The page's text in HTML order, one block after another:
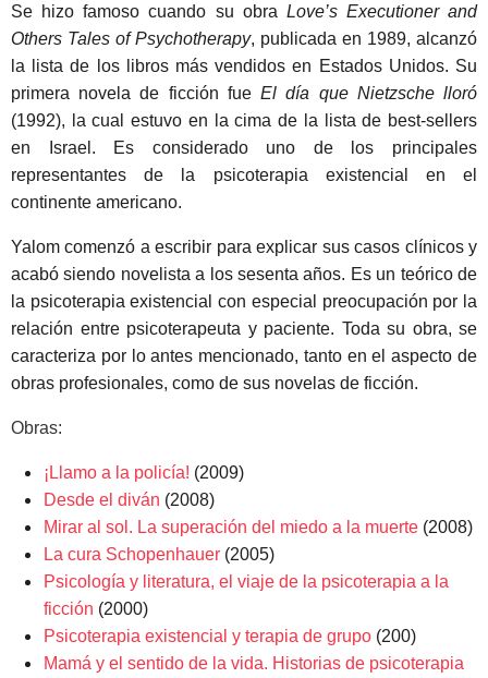
Se hizo famoso cuando su obra Love’s Executioner and
Others Tales of Psychotherapy, publicada en 1989, alcanzó
la lista de los libros más vendidos en Estados Unidos. Su
primera novela de ficción fueEl día que Nietzsche lloró
(1992), la cual estuvo en la cima de la lista de best-sellers
en Israel. Es considerado uno de los principales
representantes de la psicoterapia existencial en el
continente americano.
Yalom comenzó a escribir para explicar sus casos clínicos y
acabó siendo novelista a los sesenta años. Es un teórico de
la psicoterapia existencial con especial preocupación por la
relación entre psicoterapeuta y paciente. Toda su obra, se
caracteriza por lo antes mencionado, tanto en el aspecto de
obras profesionales, como de sus novelas de ficción.
Obras:
¡Llamo a la policía! (2009)
Desde el diván (2008)
Mirar al sol. La superación del miedo a la muerte (2008)
La cura Schopenhauer (2005)
Psicología y literatura, el viaje de la psicoterapia a la
ficción (2000)
Psicoterapia existencial y terapia de grupo (200)
Mamá y el sentido de la vida. Historias de psicoterapia